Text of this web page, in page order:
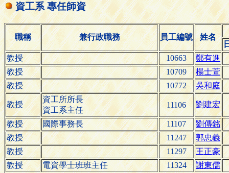
資工系 專任師資
職稱 兼行政職務 員工編號
姓名
教授
10663
鄭有進
教授
10709
楊士萱
教授
10772 吳和庭
教授
資工所所長
資工系主任
11106 劉建宏
教授 國際事務長 11107
劉傳銘
教授
11247
郭忠義
教授
11297
王正豪
教授
電資學士班班主任 11324
謝東儒